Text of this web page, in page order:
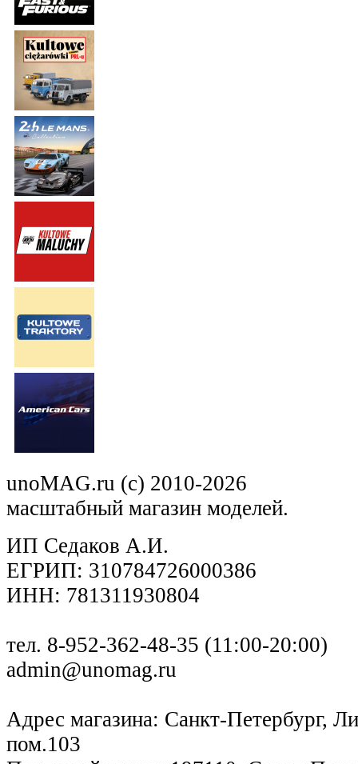
unoMAG.ru (c) 2010-2026
масштабный магазин моделей.
ИП Седаков А.И.
ЕГРИП: 310784726000386
ИНН: 781311930804
тел. 8-952-362-48-35 (11:00-20:00)
admin@unomag.ru
Адрес магазина: Санкт-Петербург,
пом.103